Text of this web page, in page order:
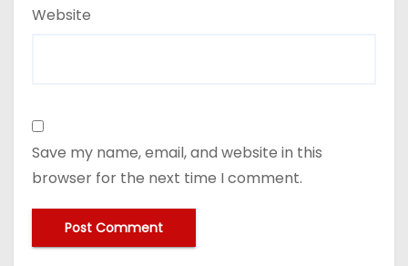
Website
Save my name, email, and website in this
browser for the next time I comment.